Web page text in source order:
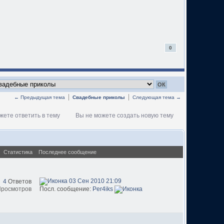
0
← Предыдущая тема Свадебные приколы Следующая тема →
Вы не можете создать новую тему
ответить в тему
Статистика Последнее сообщение
4 Ответов
03 Сен 2010 21:09
Посл. сообщение: Per4iks